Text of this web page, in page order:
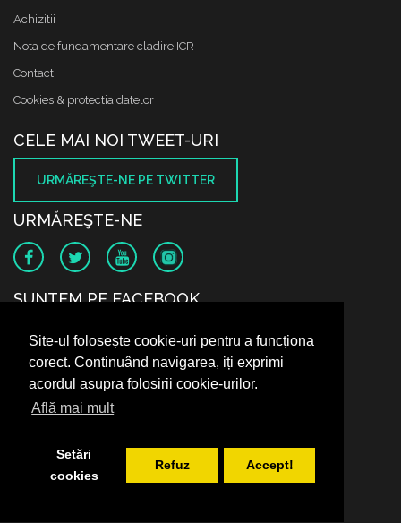
Site-ul folosește cookie-uri pentru a funcționa
corect. Continuând navigarea, iți exprimi
acordul asupra folosirii cookie-urilor.
Află mai mult
Setări
cookies
Refuz Accept!
Achizitii
Nota de fundamentare cladire ICR
Contact
Cookies & protectia datelor
CELE MAI NOI TWEET-URI
URMĂREŞTE-NE PE TWITTER
URMĂREŞTE-NE
SUNTEM PE FACEBOOK